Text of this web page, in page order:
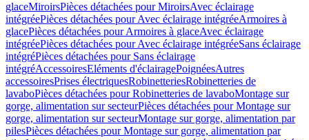
glaceMiroirsPièces détachées pour MiroirsAvec éclairage
intégréePièces détachées pour Avec éclairage intégréeArmoires à
glacePièces détachées pour Armoires à glaceAvec éclairage
intégréePièces détachées pour Avec éclairage intégréeSans éclairage
intégréPièces détachées pour Sans éclairage
intégréAccessoiresEléments d'éclairagePoignéesAutres
accessoiresPrises électriquesRobinetteriesRobinetteries de
lavaboPièces détachées pour Robinetteries de lavaboMontage sur
gorge, alimentation sur secteurPièces détachées pour Montage sur
gorge, alimentation sur secteurMontage sur gorge, alimentation par
pilesPièces détachées pour Montage sur gorge, alimentation par